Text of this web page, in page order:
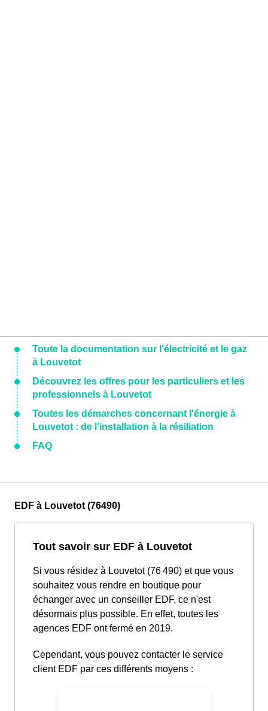
Toute la documentation sur l'électricité et le gaz
à Louvetot
Découvrez les offres pour les particuliers et les
professionnels à Louvetot
Toutes les démarches concernant l'énergie à
Louvetot : de l'installation à la résiliation
FAQ
EDF à Louvetot (76490)
Tout savoir sur EDF à Louvetot
Si vous résidez à Louvetot (76 490) et que vous
souhaitez vous rendre en boutique pour
échanger avec un conseiller EDF, ce n'est
désormais plus possible. En effet, toutes les
agences EDF ont fermé en 2019.
Cependant, vous pouvez contacter le service
client EDF par ces différents moyens :